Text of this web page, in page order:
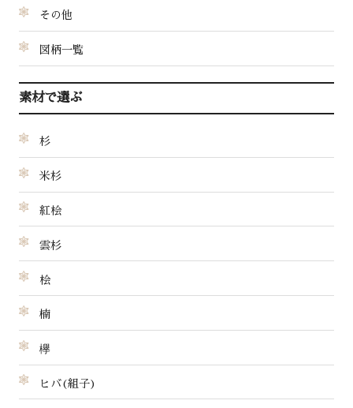
その他
図柄一覧
素材で選ぶ
杉
米杉
紅桧
雲杉
桧
楠
欅
ヒバ(組子)